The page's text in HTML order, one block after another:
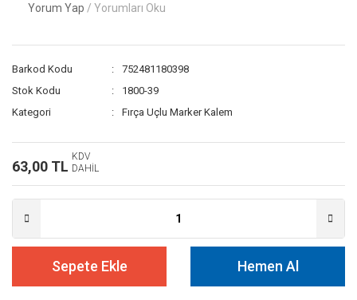
Yorum Yap / Yorumları Oku
Barkod Kodu
752481180398
Stok Kodu
1800-39
Kategori
Fırça Uçlu Marker Kalem
63,00 TL
KDV
DAHİL
Sepete Ekle Hemen Al